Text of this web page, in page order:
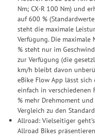
Nm; CX-R 100 Nm) und
auf 600 %
steht die maximale
Verfügung. Die
% steht nur im
zur Verfügung (die
km/h bleibt davon
eBike Flow App lässt sich
einfach in verschiedenen
% mehr Drehmoment
Vergleich zu den
Allroad: Vielseitiger
Allroad Bikes